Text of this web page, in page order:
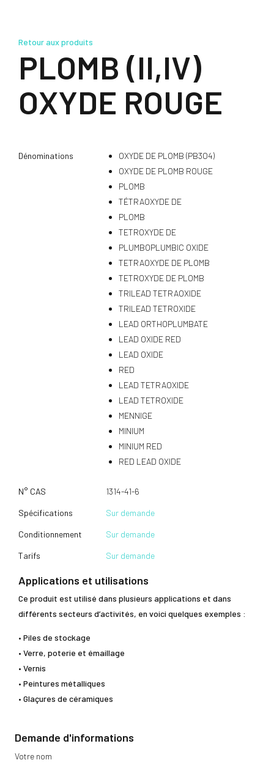
Retour aux produits
PLOMB (II,IV)
OXYDE ROUGE
Dénominations
OXYDE DE PLOMB (PB3O4)
OXYDE DE PLOMB ROUGE
PLOMB
TÉTRAOXYDE DE
PLOMB
TETROXYDE DE
PLUMBOPLUMBIC OXIDE
TETRAOXYDE DE PLOMB
TETROXYDE DE PLOMB
TRILEAD TETRAOXIDE
TRILEAD TETROXIDE
LEAD ORTHOPLUMBATE
LEAD OXIDE RED
LEAD OXIDE
RED
LEAD TETRAOXIDE
LEAD TETROXIDE
MENNIGE
MINIUM
MINIUM RED
RED LEAD OXIDE
N° CAS 1314-41-6
Spécifications Sur demande
Conditionnement Sur demande
Tarifs Sur demande
Applications et utilisations
Ce produit est utilisé dans plusieurs applications et dans
différents secteurs d’activités, en voici quelques exemples :
• Piles de stockage
• Verre, poterie et émaillage
• Vernis
• Peintures métalliques
• Glaçures de céramiques
Demande d'informations
Votre nom